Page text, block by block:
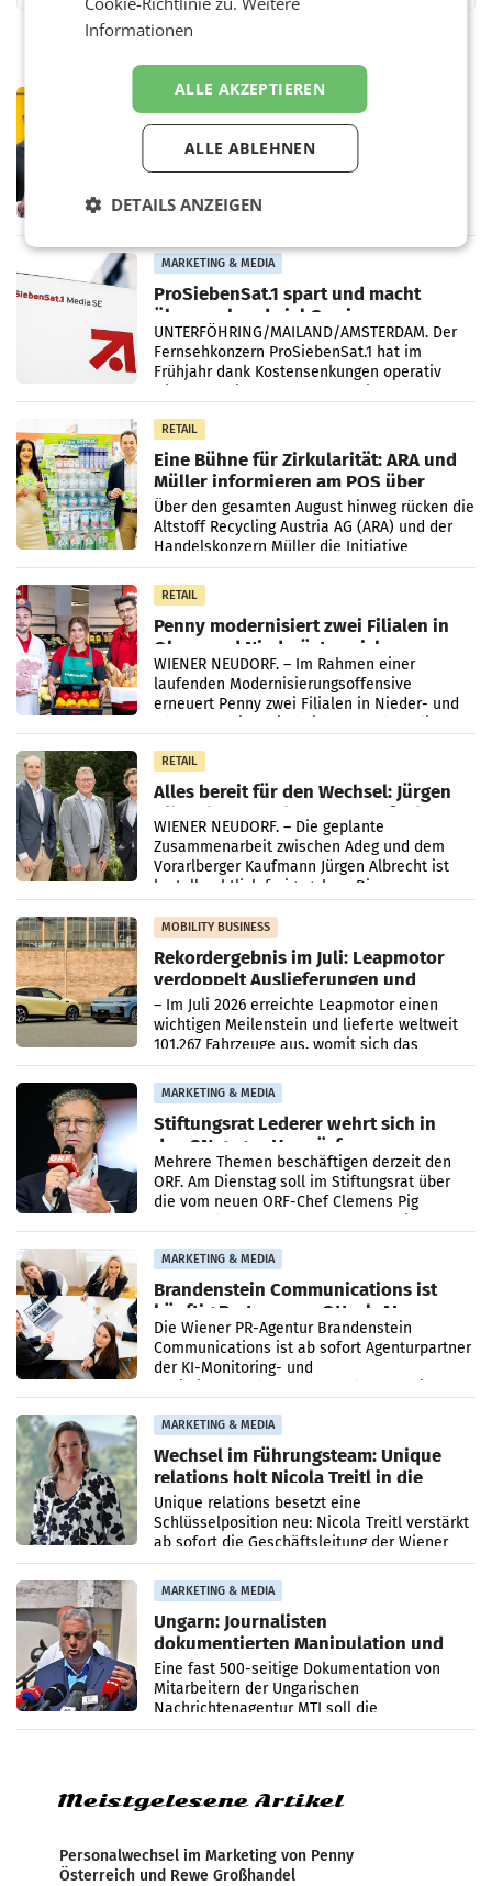
PRIMENEWS
Österreichische Post: Umsatzplus im
ersten Halbjahr trotz schwachem
Briefgeschäft
WIEN Die Österreichische Post AG hat im
ersten Halbjahr 2026 einen Konzernumsatz
von 1.544,0 Mio. EUR erwirtschaftet, was
Vergleichszeitraum
MARKETING & MEDIA
ProSiebenSat.1 spart und macht
überraschend viel Gewinn
UNTERFÖHRING/MAILAND/AMSTERDAM. Der
Fernsehkonzern ProSiebenSat.1 hat im
Frühjahr dank Kostensenkungen operativ
RETAIL
Eine Bühne für Zirkularität: ARA und
Müller informieren am POS über
Kreislauffähigkeit
Über den gesamten August hinweg rücken die
Altstoff Recycling Austria AG (ARA) und der
Handelskonzern Müller die Initiative
„Kreislauf-Helden“ in allen österreichischen
Müller-Filialen
RETAIL
Penny modernisiert zwei Filialen in
Ober- und Niederösterreich
WIENER NEUDORF. – Im Rahmen einer
laufenden Modernisierungsoffensive
erneuert Penny zwei Filialen in Nieder- und
RETAIL
Alles bereit für den Wechsel: Jürgen
Albrecht setzt ab 1.1.2027 auf Adeg
WIENER NEUDORF. – Die geplante
Zusammenarbeit zwischen Adeg und dem
Vorarlberger Kaufmann Jürgen Albrecht ist
kartellrechtlich freigegeben: Die
Bundeswettbewerbsbehörde und der
Bundeskartellanwalt
MOBILITY BUSINESS
Rekordergebnis im Juli: Leapmotor
verdoppelt Auslieferungen und
überschreitet die 100.000er-Marke
– Im Juli 2026 erreichte Leapmotor einen
wichtigen Meilenstein und lieferte weltweit
101.267 Fahrzeuge aus, womit sich das
Ergebnis gegenüber Juli 2025 mehr als
verdoppelte (+102
MARKETING & MEDIA
Stiftungsrat Lederer wehrt sich in
den SN gegen Vorwürfe
Mehrere Themen beschäftigen derzeit den
ORF. Am Dienstag soll im Stiftungsrat über
die vom neuen ORF-Chef Clemens Pig
MARKETING & MEDIA
Brandenstein Communications ist
künftig Partner von OtterlyAI
Die Wiener PR-Agentur Brandenstein
Communications ist ab sofort Agenturpartner
der KI-Monitoring- und
MARKETING & MEDIA
Wechsel im Führungsteam: Unique
relations holt Nicola Treitl in die
Geschäftsleitung
Unique relations besetzt eine
Schlüsselposition neu: Nicola Treitl verstärkt
ab sofort die Geschäftsleitung der Wiener
PR-Agentur an der Seite von Josef Kalina und
Anna Kalina-Mahr.
MARKETING & MEDIA
Ungarn: Journalisten
dokumentierten Manipulation und
Zensur
Eine fast 500-seitige Dokumentation von
Mitarbeitern der Ungarischen
Nachrichtenagentur MTI soll die
systematische Nachrichten-Manipulation und
Meistgelesene Artikel
Personalwechsel im Marketing von Penny
Österreich und Rewe Großhandel
Informationen
ALLE AKZEPTIEREN
ALLE ABLEHNEN
DETAILS ANZEIGEN